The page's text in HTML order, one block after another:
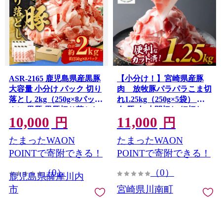
ASR-2165 鹿児島県産黒豚
大容量 小分け パック 切り
落とし 2kg（250g×8パッ
ク） 黒豚 黒豚切り落とし
切り落とし 豚肉 ウデ肉 肩
肉 薩摩川内市
10,000 円
たまったWAON
POINTで寄附できる！
（0）
鹿児島県薩摩川内
市
【小分け！】宮崎県産豚
肉 放牧豚パラパラこま切
れ1.25kg（250g×5袋） 豚
肉 豚 肉 小間切れ 細切れ
炒め物
11,000 円
たまったWAON
POINTで寄附できる！
（0）
宮崎県川南町